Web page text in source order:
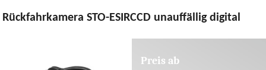
Rückfahrkamera STO-ESIRCCD unauffällig digital
Preis ab